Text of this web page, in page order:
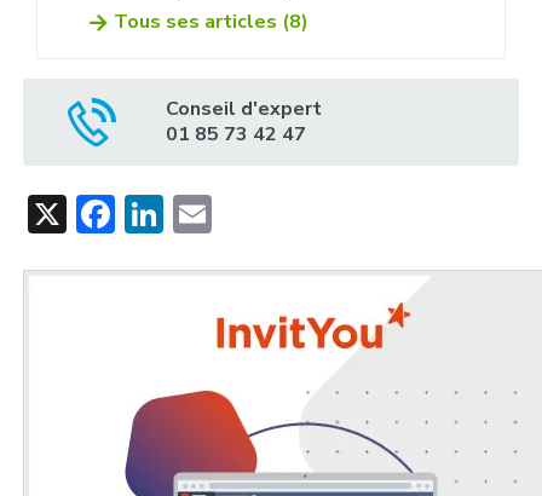
Tous ses articles (8)
Conseil d'expert
01 85 73 42 47
X Facebook
LinkedIn